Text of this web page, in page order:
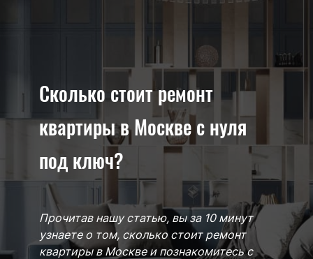
Сколько стоит ремонт
квартиры в Москве с нуля
под ключ?
Прочитав нашу статью, вы за 10 минут
узнаете о том, сколько стоит ремонт
квартиры в Москве и познакомитесь с